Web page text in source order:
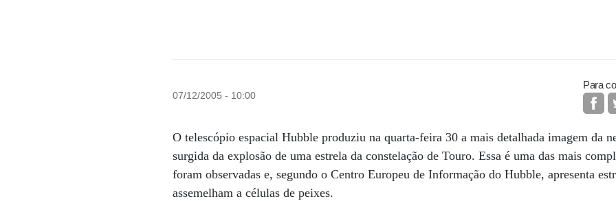
07/12/2005 - 10:00
Para
O telescópio espacial Hubble produziu na quarta-feira 30 a mais detalhada imagem da
surgida da explosão de uma estrela da constelação de Touro. Essa é uma das mais
foram observadas e, segundo o Centro Europeu de Informação do Hubble, apresenta
assemelham a células de peixes.